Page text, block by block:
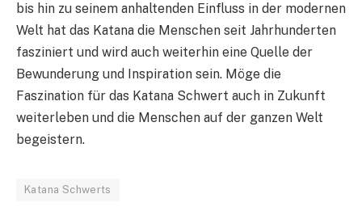
bis hin zu seinem anhaltenden Einfluss in der modernen
Welt hat das Katana die Menschen seit Jahrhunderten
fasziniert und wird auch weiterhin eine Quelle der
Bewunderung und Inspiration sein. Möge die
Faszination für das Katana Schwert auch in Zukunft
weiterleben und die Menschen auf der ganzen Welt
begeistern.
Katana Schwerts